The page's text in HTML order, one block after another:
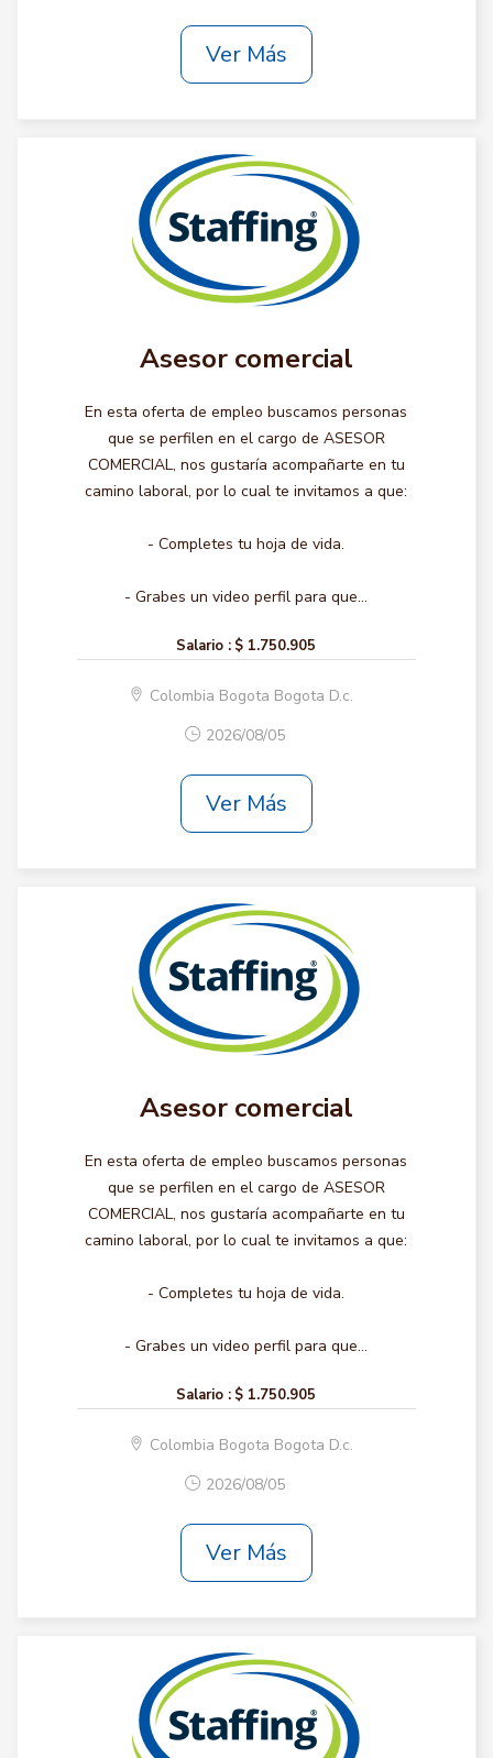
Ver Más
Asesor comercial
En esta oferta de empleo buscamos personas
que se perfilen en el cargo de ASESOR
COMERCIAL, nos gustaría acompañarte en tu
camino laboral, por lo cual te invitamos a que:
- Completes tu hoja de vida.
- Grabes un video perfil para que...
Salario : $ 1.750.905
Colombia Bogota Bogota D.c.
2026/08/05
Ver Más
Asesor comercial
En esta oferta de empleo buscamos personas
que se perfilen en el cargo de ASESOR
COMERCIAL, nos gustaría acompañarte en tu
camino laboral, por lo cual te invitamos a que:
- Completes tu hoja de vida.
- Grabes un video perfil para que...
Salario : $ 1.750.905
Colombia Bogota Bogota D.c.
2026/08/05
Ver Más